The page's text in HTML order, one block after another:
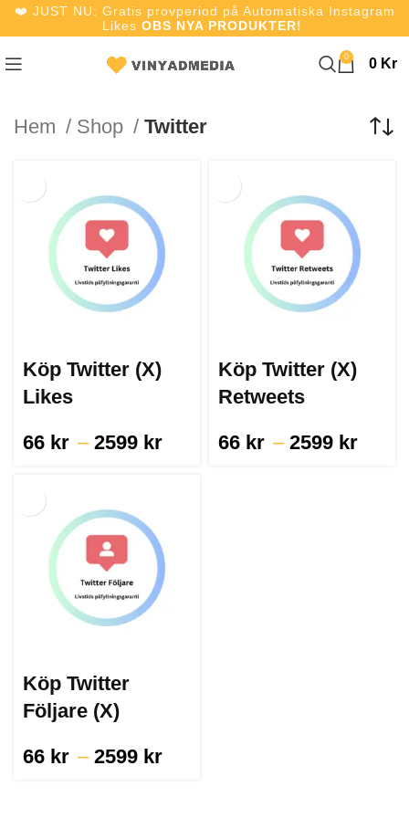
❤️ JUST NU: Gratis provperiod på Automatiska Instagram
Likes OBS NYA PRODUKTER!
0 0 Kr
Hem Shop Twitter
Köp Twitter (X)
Likes
66 kr – 2599 kr
Köp Twitter (X)
Retweets
66 kr – 2599 kr
Köp Twitter
Följare (X)
66 kr – 2599 kr